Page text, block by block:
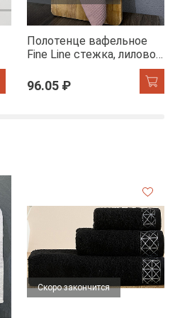
Полотенце вафельное
Fine Line стежка, лилово-
96.05 ₽
Скоро закончится